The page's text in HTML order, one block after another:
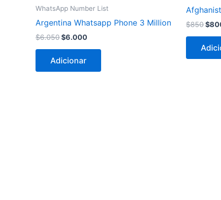
WhatsApp Number List
Argentina Whatsapp Phone 3 Million
$6.050
$6.050.
$6.000
$6.000.
Adicionar
$850$